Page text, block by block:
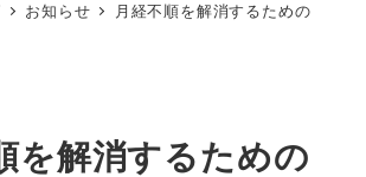
お知らせ
月経不順を解消するための
を解消するための